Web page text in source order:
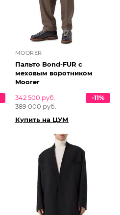
MOORER
Пальто Bond-FUR с
меховым воротником
Moorer
342 500 руб.
389 000 руб.
-11%
Купить на ЦУМ